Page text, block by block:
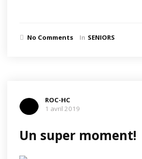
No Comments In SENIORS
ROC-HC
1 avril 2019
Un super moment!